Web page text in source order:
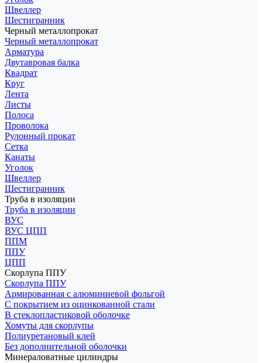
Швеллер
Шестигранник
Черный металлопрокат
Черный металлопрокат
Арматура
Двутавровая балка
Квадрат
Круг
Лента
Листы
Полоса
Проволока
Рулонный прокат
Сетка
Канаты
Уголок
Швеллер
Шестигранник
Труба в изоляции
Труба в изоляции
ВУС
ВУС ЦПП
ППМ
ППУ
ЦПП
Скорлупа ППУ
Скорлупа ППУ
Армированная с алюминиевой фольгой
С покрытием из оцинкованной стали
В стеклопластиковой оболочке
Хомуты для скорлупы
Полиуретановый клей
Без дополнительной оболочки
Минераловатные цилиндры